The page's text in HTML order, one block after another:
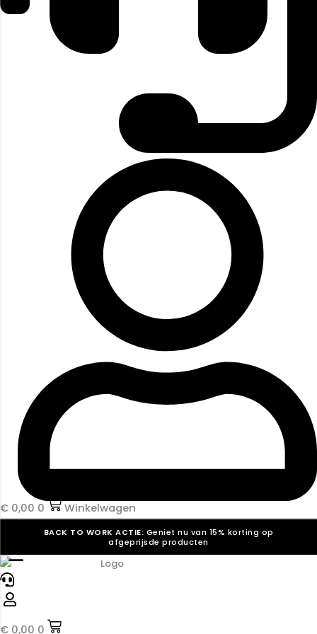
€ 0,00 0 Winkelwagen
BACK TO WORK ACTIE: Geniet nu van 15% korting op
afgeprijsde producten
Verkiezingsdrukwerk nodig? Maak indruk, win stemmen.
☰
€ 0,00 0